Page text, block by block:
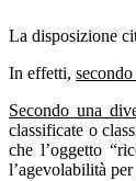
La disposizione
In effetti,
Secondo una
classificate o
che l’oggetto
l’agevolabilità